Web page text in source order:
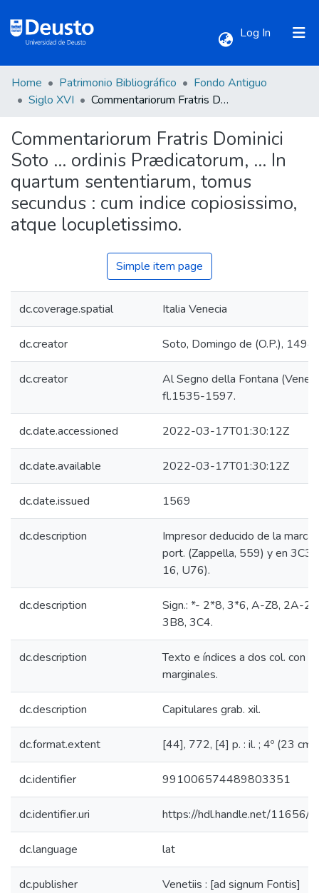
Log In (current)
Communities & Collections
All of DSpace
Statistics
Home Patrimonio Bibliográfico
Fondo Antiguo
Siglo XVI
Commentariorum Fratris Dominici Soto ... ordinis Prædicatorum, ... In quartum sententiarum, tomus secundus : cum indice copiosissimo, atque locupletissimo.
Commentariorum Fratris Dominici
Soto ... ordinis Prædicatorum, ... In
quartum sententiarum, tomus
secundus : cum indice copiosissimo,
atque locupletissimo.
Simple item page
dc.coverage.spatial Italia Venecia
dc.creator Soto, Domingo de (O.P.),
dc.creator
Al Segno della Fontana
fl.1535-1597.
dc.date.accessioned 2022-03-17T01:30:12Z
dc.date.available 2022-03-17T01:30:12Z
dc.date.issued 1569
dc.description
Impresor deducido de la marca
port. (Zappella, 559) y en
16, U76).
dc.description
Sign.: *- 2*8, 3*6, A-Z8, 2A-
3B8, 3C4.
dc.description
Texto e índices a dos col. con
marginales.
dc.description Capitulares grab. xil.
dc.format.extent [44], 772, [4] p. : il. ; 4º (23 cm)
dc.identifier 991006574489803351
dc.identifier.uri https://hdl.handle.net/11656/
dc.language lat
dc.publisher Venetiis : [ad signum Fontis]